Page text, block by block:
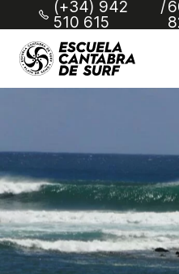
(+34) 942
510 615
/